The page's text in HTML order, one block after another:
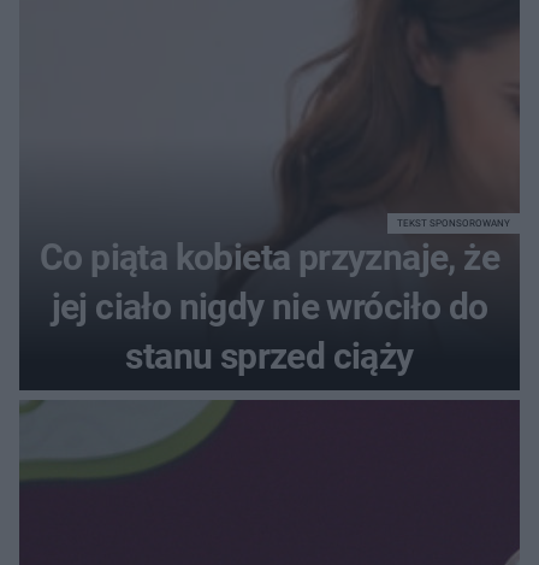
Co piąta kobieta przyznaje, że
jej ciało nigdy nie wróciło do
stanu sprzed ciąży
TEKST SPONSOROWANY